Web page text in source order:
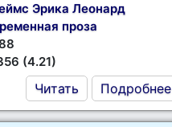
Эрика Леонард
проза
(4.21)
Читать Подробнее